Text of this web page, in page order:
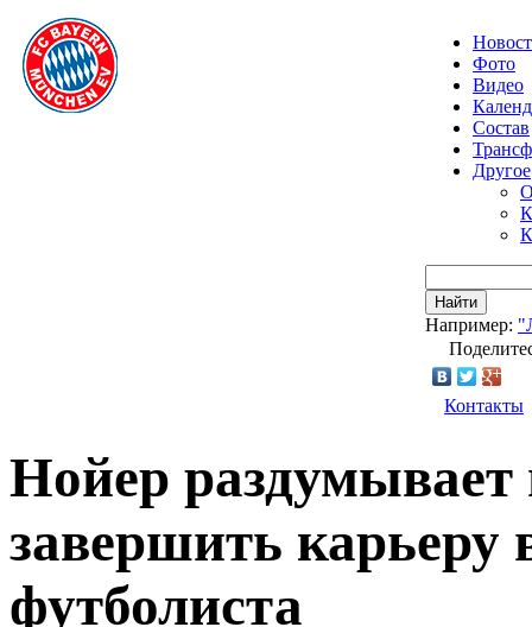
Фото
Видео
Состав
Другое
Найти
Например:
Контакты
Нойер
завершить карьеру
футболиста